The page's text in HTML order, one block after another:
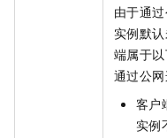
由于通
实例默
端属于
通过公网
客户
实例